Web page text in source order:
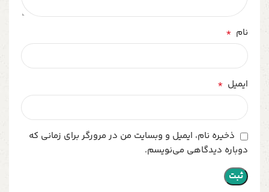
نام *
ایمیل *
ذخیره نام، ایمیل و وبسایت من در مرورگر برای زمانی که
دوباره دیدگاهی می‌نویسم.